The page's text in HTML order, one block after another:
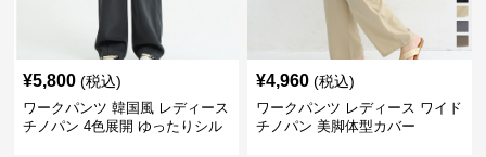
¥5,800 (税込)
ワークパンツ 韓国風 レディース
チノパン 4色展開 ゆったりシル
¥4,960 (税込)
ワークパンツ レディース ワイド
チノパン 美脚体型カバー